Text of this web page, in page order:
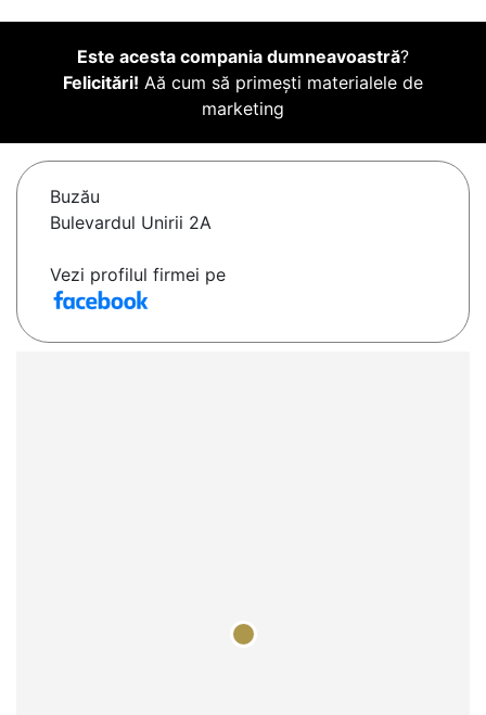
Este acesta compania dumneavoastră?
Felicitări! Aă cum să primești materialele de
marketing
Buzău
Bulevardul Unirii 2A
Vezi profilul firmei pe